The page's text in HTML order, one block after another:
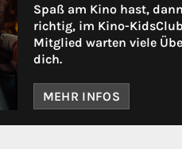
Spaß am Kino hast,
richtig, im Kino-
Mitglied warten viele
dich.
MEHR INFOS